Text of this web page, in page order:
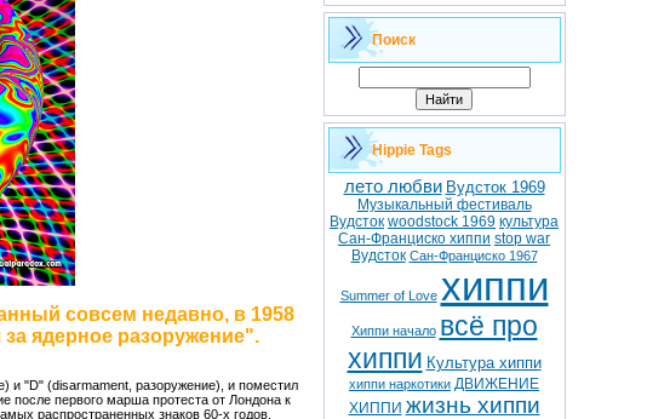
совсем недавно, в 1958
ядерное разоружение".
и "D" (disarmament, разоружение), и поместил
после первого марша протеста от Лондона к
распространенных знаков 60-х годов,
Поиск
Hippie Tags
лето любви Вудсток 1969
Музыкальный фестиваль
Вудсток woodstock 1969 культура
Сан-Франциско хиппи stop war
Вудсток Сан-Франциско 1967
Summer of Love хиппи
Хиппи начало всё про
хиппи Культура хиппи
хиппи наркотики ДВИЖЕНИЕ
ХИППИ жизнь хиппи